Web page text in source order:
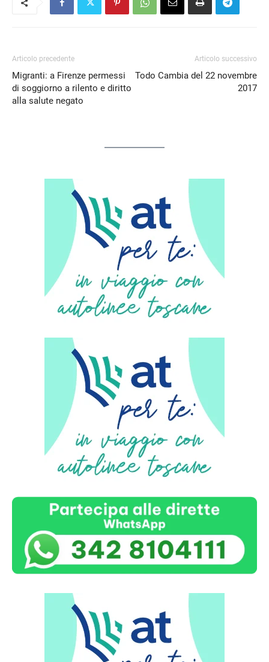
Articolo precedente
Migranti: a Firenze permessi
di soggiorno a rilento e diritto
alla salute negato
Articolo successivo
Todo Cambia del 22 novembre
2017